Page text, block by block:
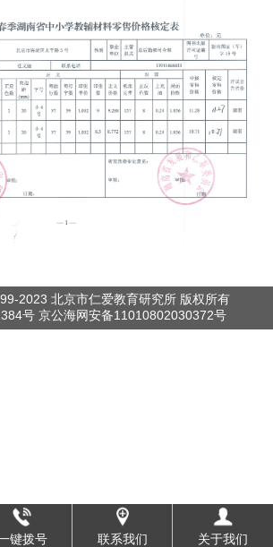
2023 北京市仁爱教育研究所 版权所有
号 京公海网安备11010802030372号
键拨号 联系我们 关于我们